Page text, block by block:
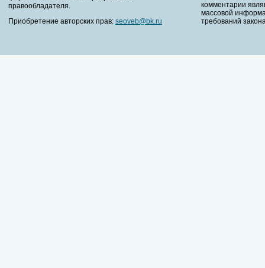
правообладателя.
Приобретение авторских прав: seoveb@bk.ru
комментарии
массовой
требований